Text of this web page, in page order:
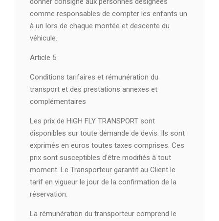
comme responsables de compter les enfants un
à un lors de chaque montée et descente du
véhicule.
Article 5
Conditions tarifaires et rémunération du
transport et des prestations annexes et
complémentaires
Les prix de HiGH FLY TRANSPORT sont
disponibles sur toute demande de devis. Ils sont
exprimés en euros toutes taxes comprises. Ces
prix sont susceptibles d’être modifiés à tout
moment. Le Transporteur garantit au Client le
tarif en vigueur le jour de la confirmation de la
réservation.
La rémunération du transporteur comprend le